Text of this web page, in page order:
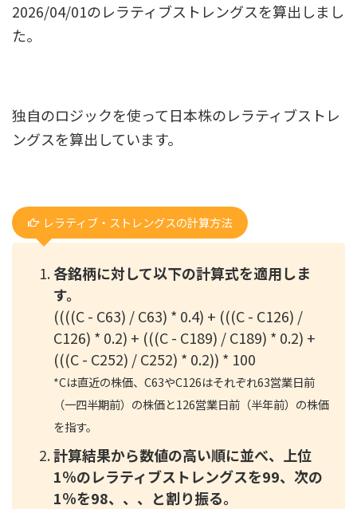
2026/04/01のレラティブストレングスを算出しまし
た。
独自のロジックを使って日本株のレラティブストレ
ングスを算出しています。
レラティブ・ストレングスの計算方法
各銘柄に対して以下の計算式を適用しま
す。
((((C - C63) / C63) * 0.4) + (((C - C126) /
C126) * 0.2) + (((C - C189) / C189) * 0.2) +
(((C - C252) / C252) * 0.2)) * 100
*Cは直近の株価、C63やC126はそれぞれ63営業日前
（一四半期前）の株価と126営業日前（半年前）の株価
を指す。
計算結果から数値の高い順に並べ、上位
1％のレラティブストレングスを99、次の
1％を98、、、と割り振る。